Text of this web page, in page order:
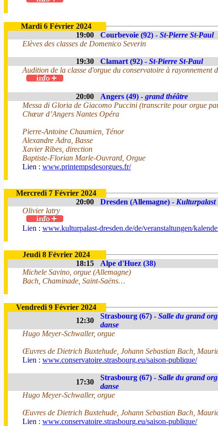
Mardi 6 Février 2024
19:00
Courbevoie (92) - St-Pierre St-Paul
Elèves des classes de Domenico Severin
19:30 Clamart (92) - St-Pierre St-Paul
Audition de la classe d'orgue du conservatoire à rayonnement
20:00 Angers (49) - grand théâtre
Messa di Gloria de Giacomo Puccini (transcrite pour orgue
Chœur d’Angers Nantes Opéra
Pierre-Antoine Chaumien, Ténor
Alexandre Adra, Basse
Xavier Ribes, direction
Baptiste-Florian Marle-Ouvrard, Orgue
Lien : www.printempsdesorgues.fr/
Mercredi 7 Février 2024
20:00
Dresden (Allemagne) - Kulturpalast
Olivier latry
Lien : www.kulturpalast-dresden.de/de/veranstaltungen/
Jeudi 8 Février 2024
18:15
Alpe d'Huez (38)
Michele Savino, orgue (Allemagne)
Bach, Chaminade, Saint-Saëns…
Vendredi 9 Février 2024
12:30
Strasbourg (67) - Salle du grand
danse
Hugo Meyer-Schwaller, orgue
Œuvres de Dietrich Buxtehude, Johann Sebastian Bach,
Lien : www.conservatoire.strasbourg.eu/saison-publique/
17:30
Strasbourg (67) - Salle du grand
danse
Hugo Meyer-Schwaller, orgue
Œuvres de Dietrich Buxtehude, Johann Sebastian Bach,
Lien : www.conservatoire.strasbourg.eu/saison-publique/